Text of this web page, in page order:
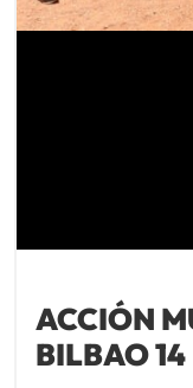
ACCIÓN
BILBAO 14